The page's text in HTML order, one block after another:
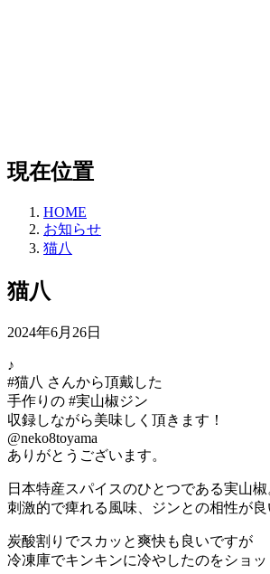
現在位置
HOME
お知らせ
猫八
猫八
2024年6月26日
♪
#猫八 さんから頂戴した
手作りの #実山椒ジン
収録しながら美味しく頂きます！
@neko8toyama
ありがとうございます。
日本特産スパイスのひとつである実山椒
刺激的で痺れる風味、ジンとの相性が良
炭酸割りでスカッと爽快も良いですが
冷凍庫でキンキンに冷やしたのをショッ